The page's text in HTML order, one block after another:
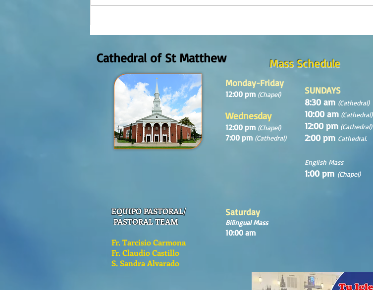
AUGUST 2nd, 2026
Domingo 2 de Agosto 2026
Cathedral of St Matthew Mass Schedule
Monday-Friday
12:00 pm (Chapel)
Wednesday
12:00 pm (Chapel)
7:00 pm (Cathedral)
SUNDAYS
8:30 am (Cathedral)
10:00 am (Cathedral)
12:00 pm (Cathedral)
2:00 pm Cathedral.
English Mass
1:00 pm (Chapel)
EQUIPO PASTORAL/
PASTORAL TEAM
Fr. Tarcisio Carmona
Fr. Claudio Castillo
S. Sandra Alvarado
Saturday
Bilingual Mass
10:00 am